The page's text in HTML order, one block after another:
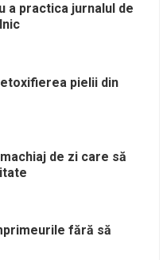
a practica jurnalul de
pielii din
de zi care să
fără să